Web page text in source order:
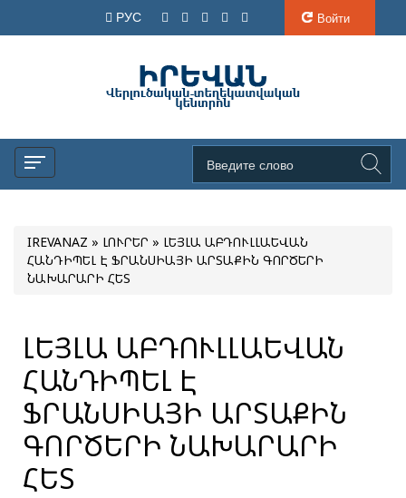
РУС Войти
IREVANAZ » ԼՈՒՐԵՐ » ԼԵՅԼԱ ԱԲԴՈՒԼԼԱԵՎԱՆ
ՀԱՆԴԻՊԵԼ Է ՖՐԱՆՍԻԱՅԻ ԱՐՏԱՔԻՆ ԳՈՐԾԵՐԻ
ՆԱԽԱՐԱՐԻ ՀԵՏ
ԼԵՅԼԱ ԱԲԴՈՒԼԼԱԵՎԱՆ
ՀԱՆԴԻՊԵԼ Է
ՖՐԱՆՍԻԱՅԻ ԱՐՏԱՔԻՆ
ԳՈՐԾԵՐԻ ՆԱԽԱՐԱՐԻ
ՀԵՏ